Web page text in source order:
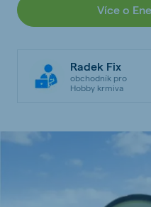
Více o
Radek Fix
obchodník pro
Hobby krmiva